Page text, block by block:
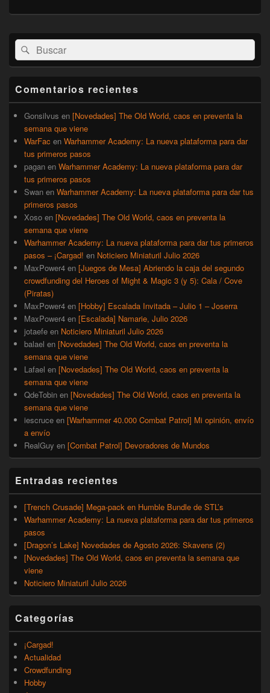
El
área
de
widget
lateral
primaria
Buscar
por:
Buscar
Comentarios recientes
Gonsilvus en [Novedades] The Old World, caos en preventa la
semana que viene
WarFac en Warhammer Academy: La nueva plataforma para dar
tus primeros pasos
pagan en Warhammer Academy: La nueva plataforma para dar
tus primeros pasos
Swan en Warhammer Academy: La nueva plataforma para dar tus
primeros pasos
Xoso en [Novedades] The Old World, caos en preventa la
semana que viene
Warhammer Academy: La nueva plataforma para dar tus primeros
pasos – ¡Cargad! en Noticiero Miniaturil Julio 2026
MaxPower4 en [Juegos de Mesa] Abriendo la caja del segundo
crowdfunding del Heroes of Might & Magic 3 (y 5): Cala / Cove
(Piratas)
MaxPower4 en [Hobby] Escalada Invitada – Julio 1 – Joserra
MaxPower4 en [Escalada] Namarie, Julio 2026
jotaefe en Noticiero Miniaturil Julio 2026
balael en [Novedades] The Old World, caos en preventa la
semana que viene
Lafael en [Novedades] The Old World, caos en preventa la
semana que viene
QdeTobin en [Novedades] The Old World, caos en preventa la
semana que viene
iescruce en [Warhammer 40.000 Combat Patrol] Mi opinión, envío
a envío
RealGuy en [Combat Patrol] Devoradores de Mundos
Entradas recientes
[Trench Crusade] Mega-pack en Humble Bundle de STL’s
Warhammer Academy: La nueva plataforma para dar tus primeros
pasos
[Dragon’s Lake] Novedades de Agosto 2026: Skavens (2)
[Novedades] The Old World, caos en preventa la semana que
viene
Noticiero Miniaturil Julio 2026
Categorías
¡Cargad!
Actualidad
Crowdfunding
Hobby